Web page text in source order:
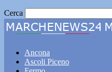
Cerca
Ancona
Ascoli Piceno